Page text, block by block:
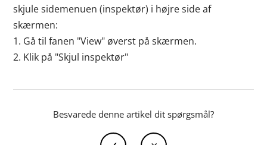
skjule sidemenuen (inspektør) i højre side af
skærmen:
1. Gå til fanen "View" øverst på skærmen.
2. Klik på "Skjul inspektør"
Besvarede denne artikel dit spørgsmål?